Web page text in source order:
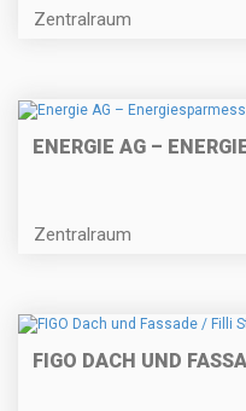
Zentralraum
ENERGIE AG –
Zentralraum
FIGO DACH UND